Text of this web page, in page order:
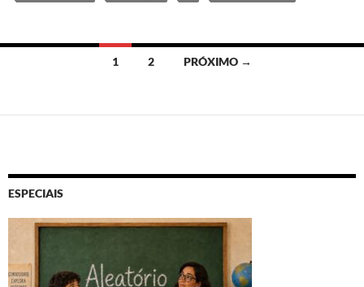
posts
1 2 PRÓXIMO →
ESPECIAIS